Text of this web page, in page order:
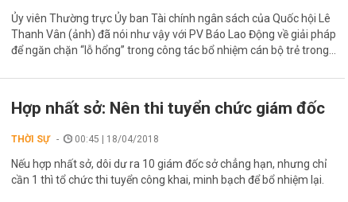
Ủy viên Thường trực Ủy ban Tài chính ngân sách của Quốc hội Lê
Thanh Vân (ảnh) đã nói như vậy với PV Báo Lao Động về giải pháp
để ngăn chặn “lỗ hổng” trong công tác bổ nhiệm cán bộ trẻ trong...
Hợp nhất sở: Nên thi tuyển chức giám đốc
THỜI SỰ 00:45 | 18/04/2018
Nếu hợp nhất sở, dôi dư ra 10 giám đốc sở chẳng hạn, nhưng chỉ
cần 1 thì tổ chức thi tuyển công khai, minh bạch để bổ nhiệm lại.